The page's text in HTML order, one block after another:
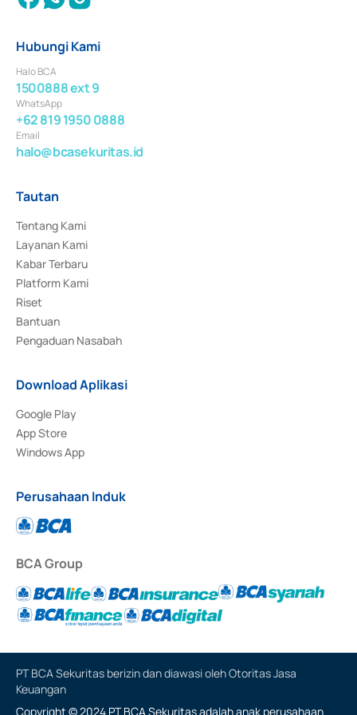
Hubungi Kami
Halo BCA
1500888 ext 9
WhatsApp
+62 819 1950 0888
Email
halo@bcasekuritas.id
Tautan
Tentang Kami
Layanan Kami
Kabar Terbaru
Platform Kami
Riset
Bantuan
Pengaduan Nasabah
Download Aplikasi
Google Play
App Store
Windows App
Perusahaan Induk
BCA Group
PT BCA Sekuritas berizin dan diawasi oleh Otoritas Jasa
Keuangan
Copyright © 2024 PT BCA Sekuritas adalah anak perusahaan